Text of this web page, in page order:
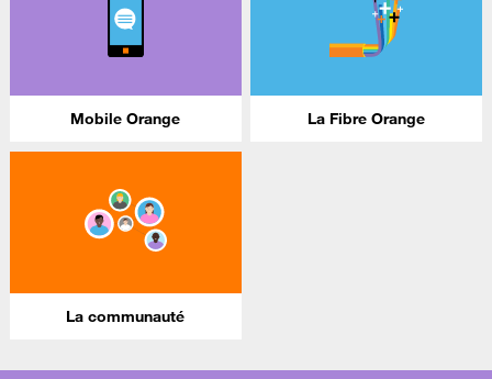
Mobile Orange La Fibre Orange
La communauté